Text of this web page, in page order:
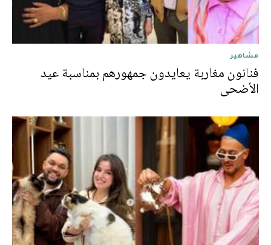
مشاهير
فنانون مغاربة يعايدون جمهورهم بمناسبة عيد
الأضحى